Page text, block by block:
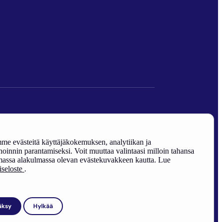
evästeitä käyttäjäkokemuksen, analytiikan ja
parantamiseksi. Voit muuttaa valintaasi milloin tahansa
alakulmassa olevan evästekuvakkeen kautta. Lue
.
Hylkää